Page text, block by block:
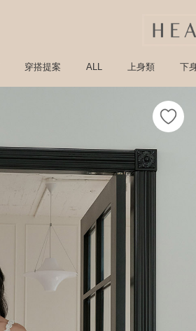
穿搭提案 ALL 上身類 下